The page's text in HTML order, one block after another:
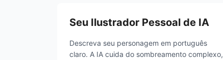
Seu Ilustrador Pessoal de IA
Descreva seu personagem em português
claro. A IA cuida do sombreamento complexo,